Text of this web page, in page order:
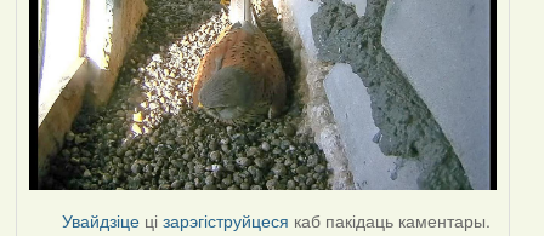
Увайдзіце цізарэгіструйцеся каб пакідаць каментары.